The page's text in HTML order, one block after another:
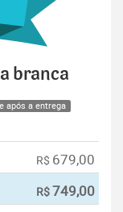
branca
após a entrega
R$ 679,00
R$749,00